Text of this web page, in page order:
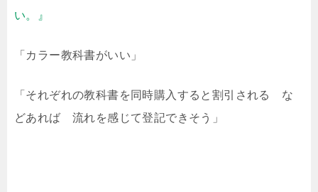
い。』
「カラー教科書がいい」
「それぞれの教科書を同時購入すると割引される な
どあれば 流れを感じて登記できそう」